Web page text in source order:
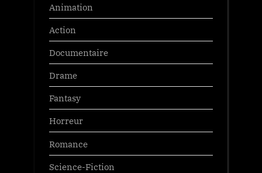
Animation
Action
Documentaire
Drame
Fantasy
Horreur
Romance
Science-Fiction